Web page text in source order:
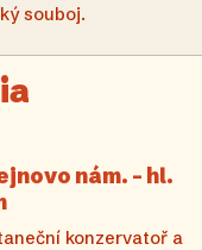
souboj.
nám. – hl.
konzervatoř a